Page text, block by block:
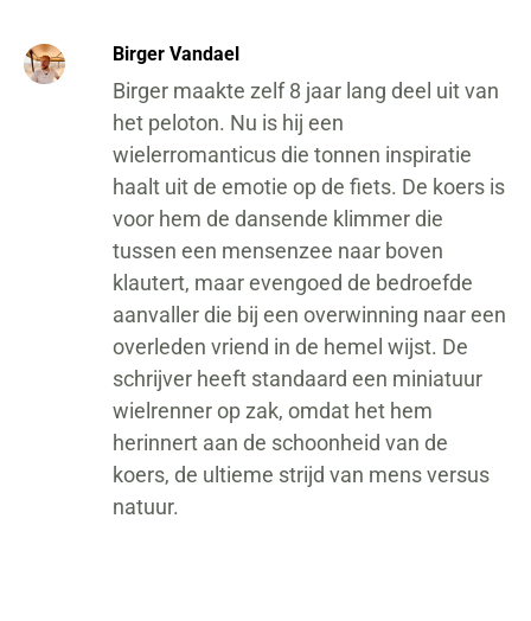
Birger Vandael
Birger maakte zelf 8 jaar lang deel uit van
het peloton. Nu is hij een
wielerromanticus die tonnen inspiratie
haalt uit de emotie op de fiets. De koers is
voor hem de dansende klimmer die
tussen een mensenzee naar boven
klautert, maar evengoed de bedroefde
aanvaller die bij een overwinning naar een
overleden vriend in de hemel wijst. De
schrijver heeft standaard een miniatuur
wielrenner op zak, omdat het hem
herinnert aan de schoonheid van de
koers, de ultieme strijd van mens versus
natuur.